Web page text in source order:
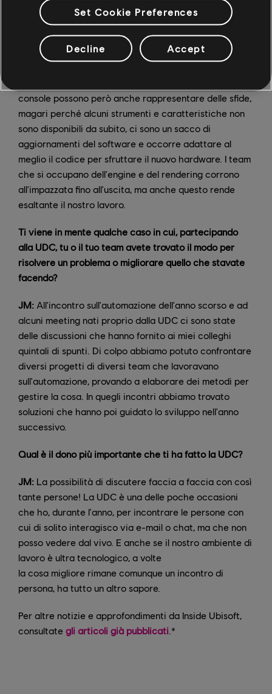
generazione di console, giusto? Promettono maggiore
potenza e, a volte, presentano periferiche fuori dal
normale e nuovi metodi di controllo, tanto da far
galoppare l'immaginazione degli sviluppatori. E spesso
console possono però anche rappresentare delle sfide,
magari perché alcuni strumenti e caratteristiche non
sono disponibili da subito, ci sono un sacco di
aggiornamenti del software e occorre adattare al
meglio il codice per sfruttare il nuovo hardware. I team
che si occupano dell'engine e del rendering corrono
all'impazzata fino all'uscita, ma anche questo rende
esaltante il nostro lavoro.
Ti viene in mente qualche caso in cui, partecipando
alla UDC, tu o il tuo team avete trovato il modo per
risolvere un problema o migliorare quello che stavate
facendo?
JM: All'incontro sull'automazione dell'anno scorso e ad
alcuni meeting nati proprio dalla UDC ci sono state
delle discussioni che hanno fornito ai miei colleghi
quintali di spunti. Di colpo abbiamo potuto confrontare
diversi progetti di diversi team che lavoravano
sull'automazione, provando a elaborare dei metodi per
gestire la cosa. In quegli incontri abbiamo trovato
soluzioni che hanno poi guidato lo sviluppo nell'anno
successivo.
Qual è il dono più importante che ti ha fatto la UDC?
JM: La possibilità di discutere faccia a faccia con così
tante persone! La UDC è una delle poche occasioni
che ho, durante l'anno, per incontrare le persone con
cui di solito interagisco via e-mail o chat, ma che non
posso vedere dal vivo. E anche se il nostro ambiente di
lavoro è ultra tecnologico, a volte
la cosa migliore rimane comunque un incontro di
persona, ha tutto un altro sapore.
Per altre notizie e approfondimenti da Inside Ubisoft,
consultate gli articoli già pubblicati .*
Set Cookie Preferences
Decline Accept